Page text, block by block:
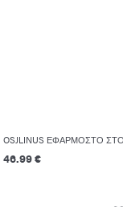
46.99 €